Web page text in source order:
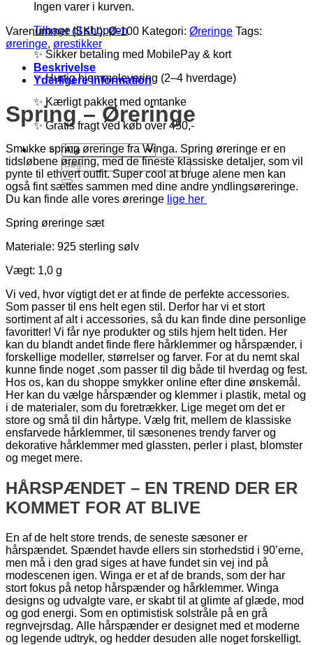
Ingen varer i kurven.
Tilbage til shoppen
✨ Sikker betaling med MobilePay & kort
✨ Hurtig hjemmelevering (2–4 hverdage)
✨ Kærligt pakket med omtanke
✨ Gratis fragt ved køb over 450,-
Søg
efter:
Varenummer (SKU):Ø-100 Kategori: Øreringe Tags:
øreringe, ørestikker
Beskrivelse
Yderligere information
Spring – Øreringe
Smukke spring øreringe fra Winga. Spring øreringe er en
tidsløbene ørering, med de fineste klassiske detaljer, som vil
pynte til ethvert outfit. Super cool at bruge alene men kan
også fint sættes sammen med dine andre yndlingsøreringe.
Du kan finde alle vores øreringe lige her
Spring øreringe sæt
Materiale: 925 sterling sølv
Vægt: 1,0 g
Vi ved, hvor vigtigt det er at finde de perfekte accessories.
Som passer til ens helt egen stil. Derfor har vi et stort
sortiment af alt i accessories, så du kan finde dine personlige
favoritter! Vi får nye produkter og stils hjem helt tiden. Her
kan du blandt andet finde flere hårklemmer og hårspænder, i
forskellige modeller, størrelser og farver. For at du nemt skal
kunne finde noget ,som passer til dig både til hverdag og fest.
Hos os, kan du shoppe smykker online efter dine ønskemål.
Her kan du vælge hårspænder og klemmer i plastik, metal og
i de materialer, som du foretrækker. Lige meget om det er
store og små til din hårtype. Vælg frit, mellem de klassiske
ensfarvede hårklemmer, til sæsonenes trendy farver og
dekorative hårklemmer med glassten, perler i plast, blomster
og meget mere.
HÅRSPÆNDET – EN TREND DER ER
KOMMET FOR AT BLIVE
En af de helt store trends, de seneste sæsoner er
hårspændet. Spændet havde ellers sin storhedstid i 90’erne,
men må i den grad siges at have fundet sin vej ind på
modescenen igen. Winga er et af de brands, som der har
stort fokus på netop hårspænder og hårklemmer. Winga
designs og udvalgte vare, er skabt til at glimte af glæde, mod
og god energi. Som en optimistisk solstråle på en grå
regnvejrsdag. Alle hårspænder er designet med et moderne
og legende udtryk, og hedder desuden alle noget forskelligt.